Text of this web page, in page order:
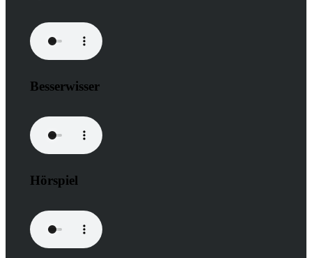
Besserwisser
Hörspiel